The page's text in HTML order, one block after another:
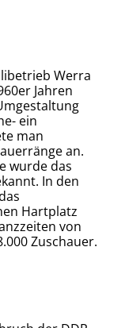
Werra
Jahren
ein
man
an.
wurde das
In den
Hartplatz
von
Zuschauer.